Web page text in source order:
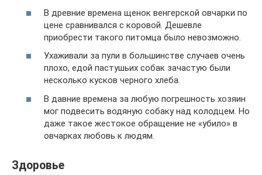
В древние времена щенок венгерской овчарки по
цене сравнивался с коровой. Дешевле
приобрести такого питомца было невозможно.
Ухаживали за пули в большинстве случаев очень
плохо, едой пастушьих собак зачастую были
несколько кусков черного хлеба.
В давние времена за любую погрешность хозяин
мог подвесить водяную собаку над колодцем. Но
даже такое жестокое обращение не «убило» в
овчарках любовь к людям.
Здоровье